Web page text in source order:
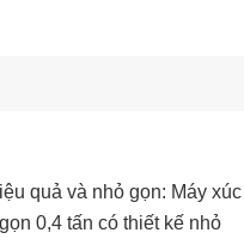
quả và nhỏ gọn: Máy xúc
0,4 tấn có thiết kế nhỏ